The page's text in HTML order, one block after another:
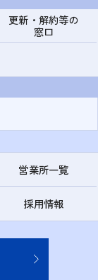
更新・解約等の
窓口
営業所一覧
採用情報